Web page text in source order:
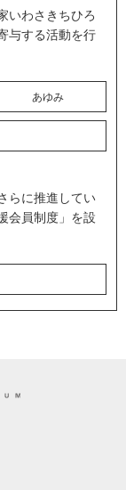
いわさきちひろ
与する活動を行
あゆみ
らに推進してい
会員制度」を設